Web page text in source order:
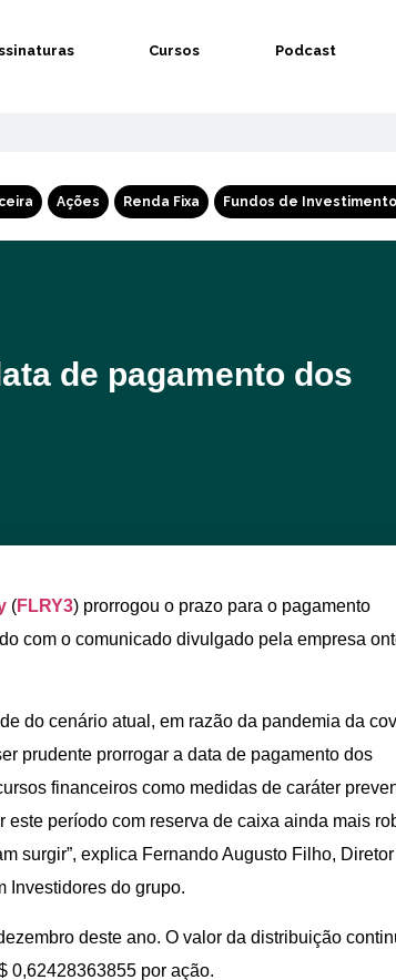
Cursos Podcast
Ações Renda Fixa Fundos de
de pagamento dos
(FLRY3) prorrogou o prazo para o pagamento
com o comunicado divulgado pela empresa
do cenário atual, em razão da pandemia da
prudente prorrogar a data de pagamento dos
financeiros como medidas de caráter
período com reserva de caixa ainda mais
surgir”, explica Fernando Augusto Filho, Diretor
Investidores do grupo.
deste ano. O valor da distribuição
0,62428363855 por ação.